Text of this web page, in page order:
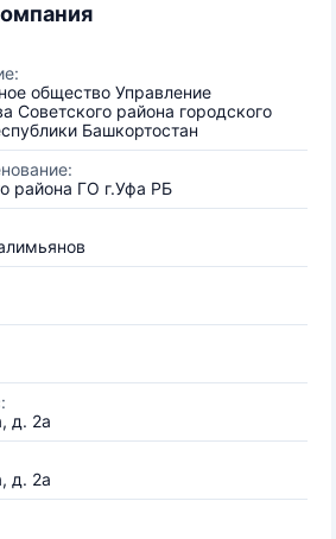
общество Управление
Советского района городского
Башкортостан
района ГО г.Уфа РБ
д. 2а
д. 2а